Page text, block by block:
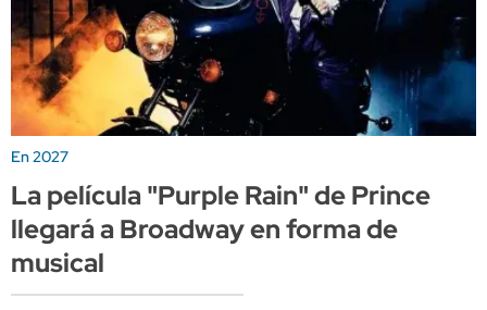
En 2027
La película "Purple Rain" de Prince
llegará a Broadway en forma de
musical